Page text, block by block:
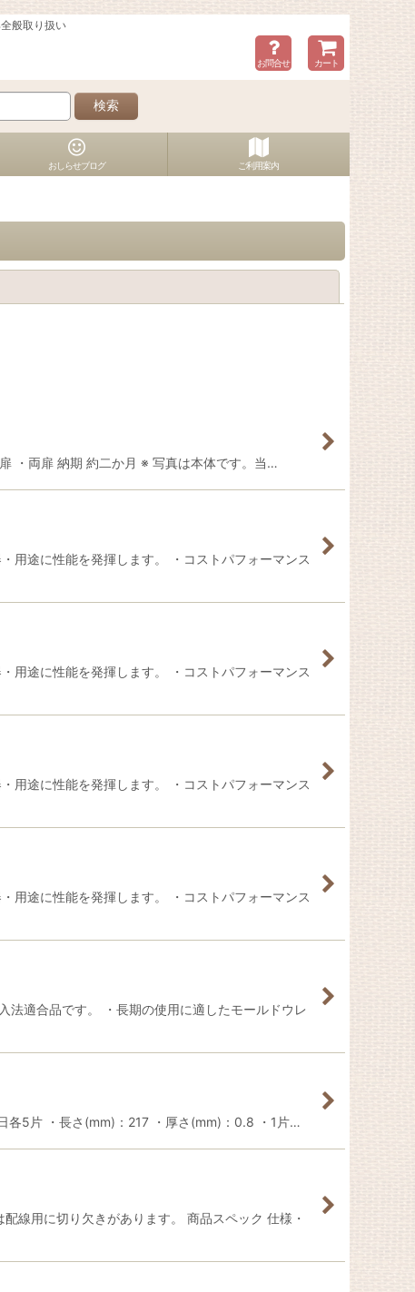
般取り扱い
お問合せ カート
検索
おしらせブログ ご利用案内
・両扉 納期 約二か月 ※ 写真は本体です。当…
用途に性能を発揮します。 ・コストパフォーマンス
用途に性能を発揮します。 ・コストパフォーマンス
用途に性能を発揮します。 ・コストパフォーマンス
用途に性能を発揮します。 ・コストパフォーマンス
法適合品です。 ・長期の使用に適したモールドウレ
各5片 ・長さ(mm)：217 ・厚さ(mm)：0.8 ・1片…
線用に切り欠きがあります。 商品スペック 仕様・